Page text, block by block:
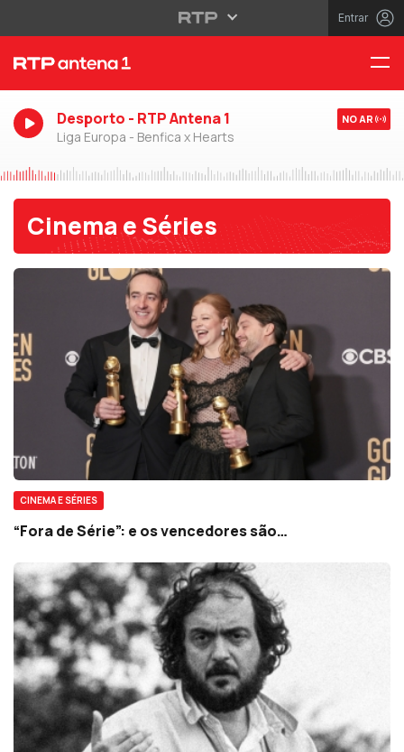
Entrar
Desporto - RTP Antena 1
Liga Europa - Benfica x Hearts
NO AR
Cinema e Séries
CINEMA E SÉRIES
“Fora de Série”: e os vencedores são…